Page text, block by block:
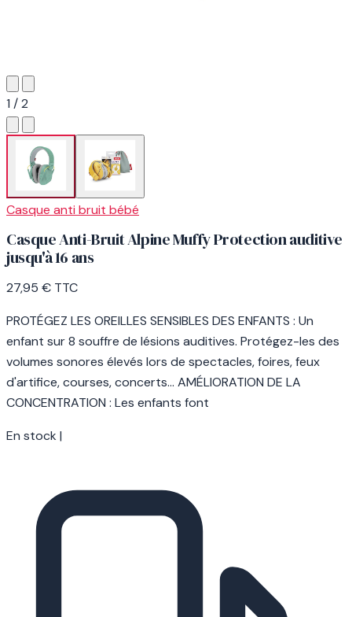
1 / 2
Casque anti bruit bébé
Casque Anti-Bruit Alpine Muffy Protection auditive
jusqu'à 16 ans
27,95 € TTC
PROTÉGEZ LES OREILLES SENSIBLES DES ENFANTS : Un
enfant sur 8 souffre de lésions auditives. Protégez-les des
volumes sonores élevés lors de spectacles, foires, feux
d'artifice, courses, concerts... AMÉLIORATION DE LA
CONCENTRATION : Les enfants font
En stock |